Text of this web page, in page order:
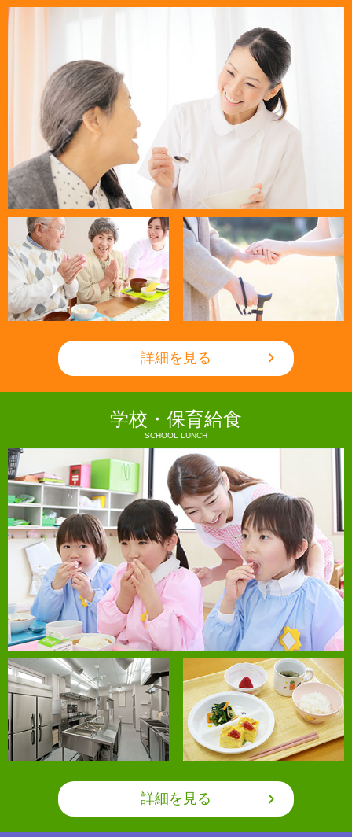
詳細を見る
学校・保育給食
SCHOOL LUNCH
詳細を見る